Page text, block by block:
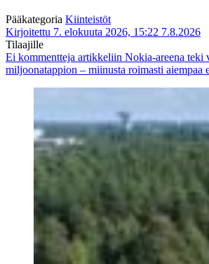
Pääkategoria Kiinteistöt
Kirjoitettu 7. elokuuta 2026, 15:22 7.8.2026
Tilaajille
Ei kommentteja artikkeliin Nokia-areena teki
miljoonatappion – miinusta roimasti aiempaa